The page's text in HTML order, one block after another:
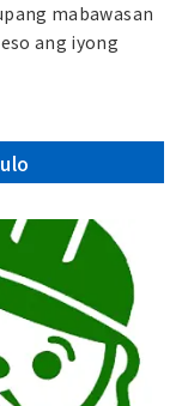
mabawasan
ang iyong